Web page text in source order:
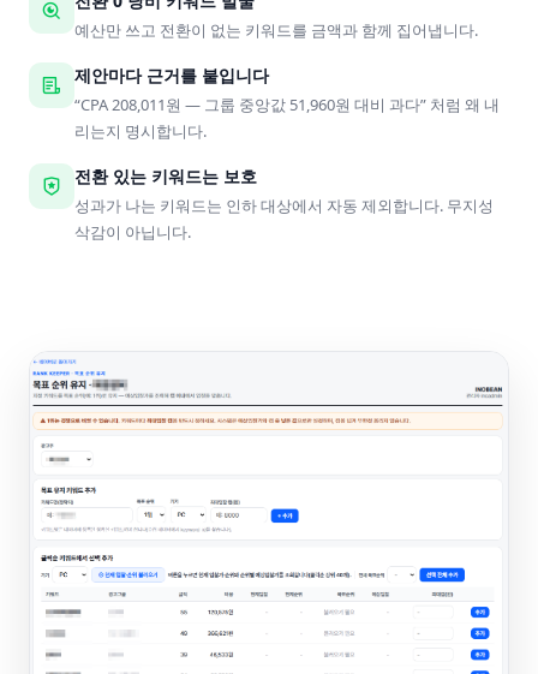
예산만 쓰고 전환이 없는 키워드를 금액과 함께 집어냅니다.
제안마다 근거를 붙입니다
“CPA 208,011원 — 그룹 중앙값 51,960원 대비 과다” 처럼 왜 내
리는지 명시합니다.
전환 있는 키워드는 보호
성과가 나는 키워드는 인하 대상에서 자동 제외합니다. 무지성
삭감이 아닙니다.